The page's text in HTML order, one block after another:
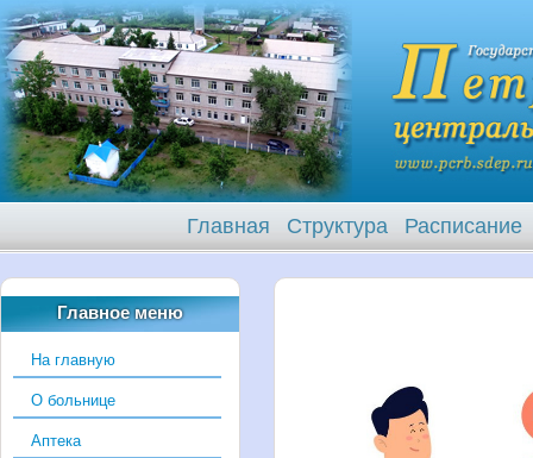
Главная Структура Расписание
Главное меню
На главную
О больнице
Аптека